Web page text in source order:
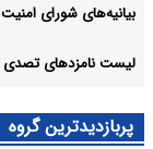
بیانیه‌های شورای
لیست نامزدهای تصدی
پربازدیدترین گروه